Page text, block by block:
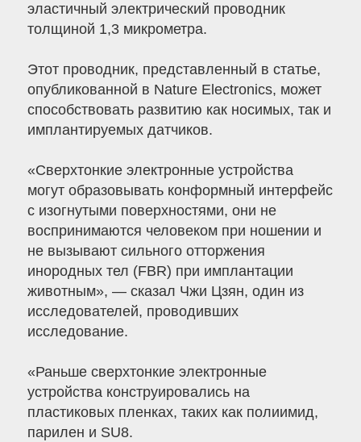
эластичный электрический проводник
толщиной 1,3 микрометра.
Этот проводник, представленный в статье,
опубликованной в Nature Electronics, может
способствовать развитию как носимых, так и
имплантируемых датчиков.
«Сверхтонкие электронные устройства
могут образовывать конформный интерфейс
с изогнутыми поверхностями, они не
воспринимаются человеком при ношении и
не вызывают сильного отторжения
инородных тел (FBR) при имплантации
животным», — сказал Чжи Цзян, один из
исследователей, проводивших
исследование.
«Раньше сверхтонкие электронные
устройства конструировались на
пластиковых пленках, таких как полиимид,
парилен и SU8.